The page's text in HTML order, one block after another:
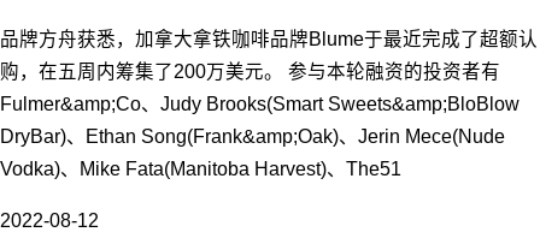
品牌方舟获悉，加拿大拿铁咖啡品牌Blume于最近完成了超额认
购，在五周内筹集了200万美元。 参与本轮融资的投资者有
Fulmer&amp;Co、Judy Brooks(Smart Sweets&amp;BloBlow
DryBar)、Ethan Song(Frank&amp;Oak)、Jerin Mece(Nude
Vodka)、Mike Fata(Manitoba Harvest)、The51
2022-08-12